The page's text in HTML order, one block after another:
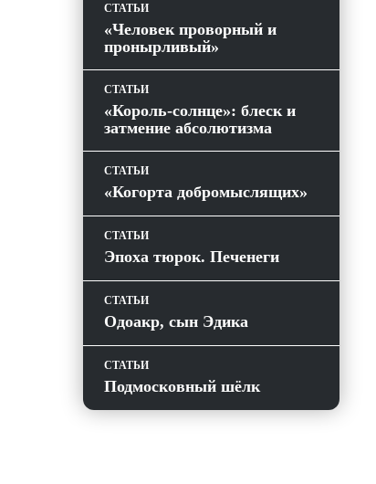
СТАТЬИ
«Человек проворный и
пронырливый»
СТАТЬИ
«Король-солнце»: блеск и
затмение абсолютизма
СТАТЬИ
«Когорта добромыслящих»
СТАТЬИ
Эпоха тюрок. Печенеги
СТАТЬИ
Одоакр, сын Эдика
СТАТЬИ
Подмосковный шёлк